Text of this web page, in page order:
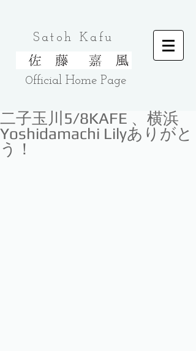
Satoh Kafu
0fficial HomePage
二子玉川5/8KAFE 、横浜
Yoshidamachi Lilyありがと
う！